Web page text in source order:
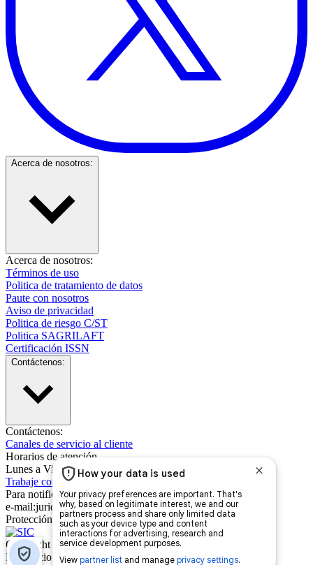
Acerca de nosotros:
Acerca de nosotros:
Términos de uso
Politica de tratamiento de datos
Paute con nosotros
Aviso de privacidad
Politica de riesgo C/ST
Politica SAGRILAFT
Certificación ISSN
Contáctenos:
Contáctenos:
Canales de servicio al cliente
Horarios de atención
Lunes a Viernes de 8:00 a.m. a 6:00 p.m.
Trabaje con nosotros
Para notificaciones judiciales
e-mail:juridica@semana.com
Protección del Consumidor
Copyright ©2026
Publicaciones Semana S.A.